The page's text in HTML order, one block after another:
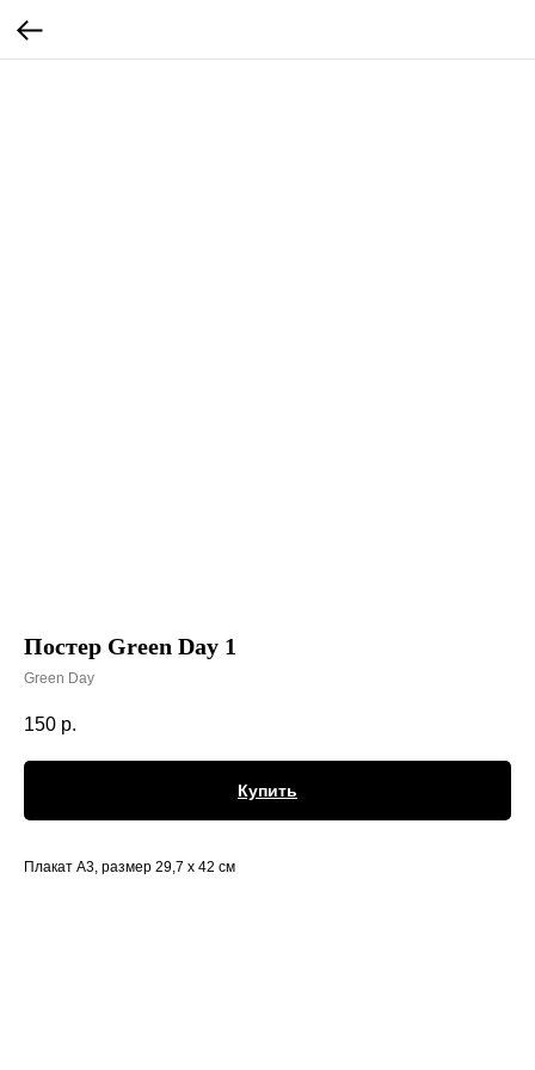
Постер Green Day 1
Green Day
150 р.
Купить
Плакат А3, размер 29,7 х 42 см